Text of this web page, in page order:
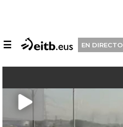
☰ EN DIRECTO